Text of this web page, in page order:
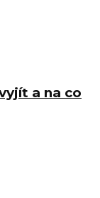
a na co